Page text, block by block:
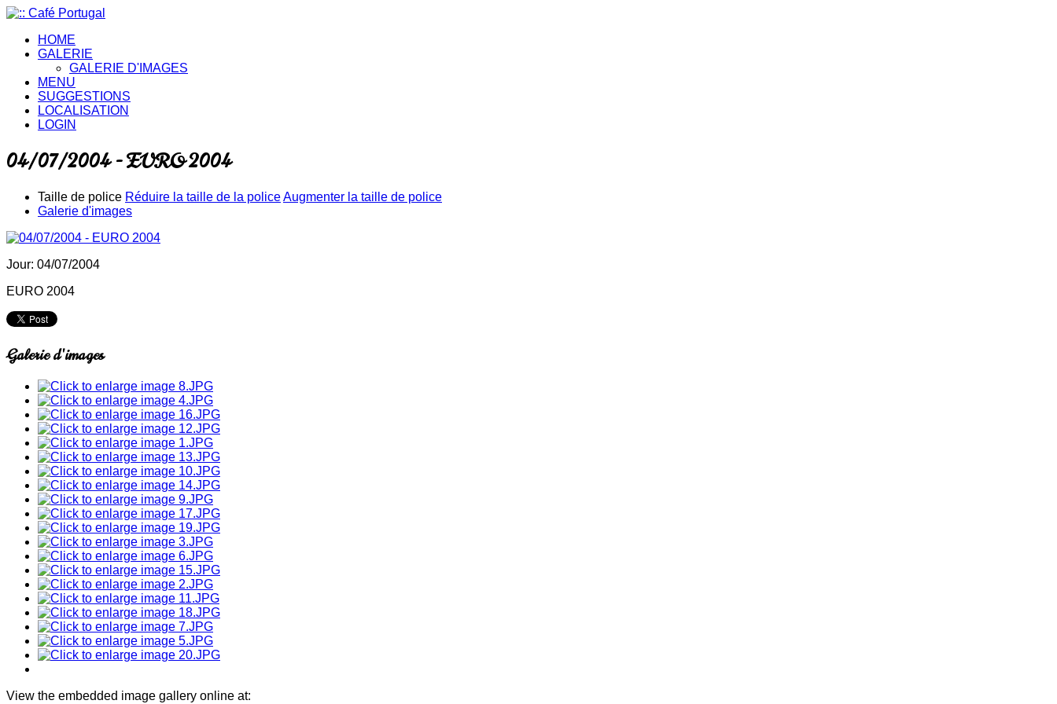
HOME
GALERIE
GALERIE D'IMAGES
MENU
SUGGESTIONS
LOCALISATION
LOGIN
04/07/2004 - EURO 2004
Taille de police Réduire la taille de la policeAugmenter la taille de police
Galerie d'images
Jour: 04/07/2004
EURO 2004
Galerie d'images
View the embedded image gallery online at: